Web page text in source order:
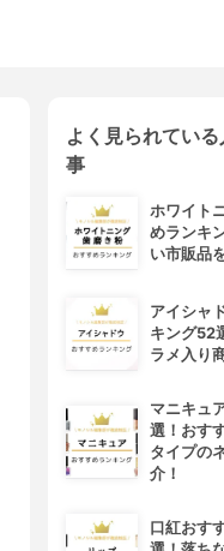
よく見られてい
事
ホワイト
めランキ
い市販品
アイシャ
キング52
ラメ入り
マニキュ
選！おす
タイプの
介！
口紅おす